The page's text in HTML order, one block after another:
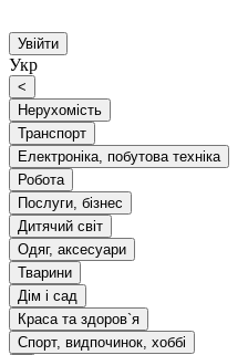
Увійти
Укр
<
Нерухомість
Транспорт
Електроніка, побутова техніка
Робота
Послуги, бізнес
Дитячий світ
Одяг, аксесуари
Тварини
Дім і сад
Краса та здоров`я
Спорт, видпочинок, хоббі